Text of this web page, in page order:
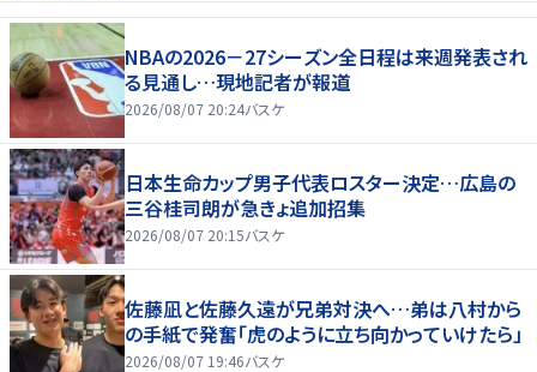
NBAの2026－27シーズン全日程は来週発表され
る見通し…現地記者が報道
2026/08/07 20:24バスケ
日本生命カップ男子代表ロスター決定…広島の
三谷桂司朗が急きょ追加招集
2026/08/07 20:15バスケ
佐藤凪と佐藤久遠が兄弟対決へ…弟は八村から
の手紙で発奮「虎のように立ち向かっていけたら」
2026/08/07 19:46バスケ